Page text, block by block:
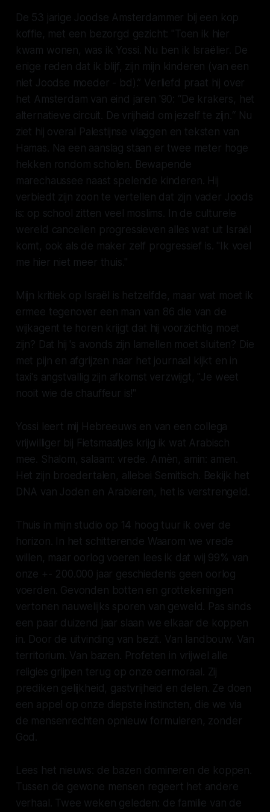
De 53 jarige Joodse Amsterdammer bij een kop
koffie, met een bezorgd gezicht: "Toen ik hier
kwam wonen, was ik Yossi. Nu ben ik Israëlier. De
enige reden dat ik blijf, zijn mijn kinderen (van een
niet Joodse moeder - bd).” Verliefd praat hij over
het Amsterdam van eind jaren '90: “De krakers, het
alternatieve circuit. De vrijheid om jezelf te zijn.“ Nu
ziet hij overal Palestijnse vlaggen en teksten van
Hamas. Na een aanslag staan er twee meter hoge
hekken rondom scholen. Bewapende
marechaussee naast spelende kinderen. Hij
verbiedt zijn zoon te vertellen dat zijn vader Joods
is: op school zitten veel moslims. In de culturele
wereld cancellen progressieven alles wat uit Israël
komt, ook als de maker zelf progressief is. "Ik voel
me hier niet meer thuis."
Mijn kritiek op Israël is hetzelfde, maar wat moet ik
ermee tegenover een man van 86 die van de
wijkagent te horen krijgt dat hij voorzichtig moet
zijn? Dat hij 's avonds zijn lamellen moet sluiten? Die
met pijn en afgrijzen naar het journaal kijkt en in
taxi's angstvallig zijn afkomst verzwijgt, "Je weet
nooit wie de chauffeur is!"
Yossi leert mij Hebreeuws en van een collega
vrijwilliger bij Fietsmaatjes krijg ik wat Arabisch
mee. Shalom, salaam: vrede. Amèn, amin: amen.
Het zijn broedertalen, allebei Semitisch. Bekijk het
DNA van Joden en Arabieren, het is verstrengeld.
Thuis in mijn studio op 14 hoog tuur ik over de
horizon. In het schitterende Waarom we vrede
willen, maar oorlog voeren lees ik dat wij 99% van
onze +- 200.000 jaar geschiedenis geen oorlog
voerden. Gevonden botten en grottekeningen
vertonen nauwelijks sporen van geweld. Pas sinds
een paar duizend jaar slaan we elkaar de koppen
in. Door de uitvinding van bezit. Van landbouw. Van
territorium. Van bazen. Profeten in vrijwel alle
religies grijpen terug op onze oermoraal. Zij
prediken gelijkheid, gastvrijheid en delen. Ze doen
een appel op onze diepste instincten, die we via
de mensenrechten opnieuw formuleren, zonder
God.
Lees het nieuws: de bazen domineren de koppen.
Tussen de gewone mensen regeert het andere
verhaal. Twee weken geleden: de familie van de